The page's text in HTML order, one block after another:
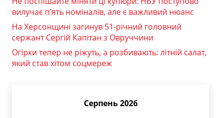
вилучає п’ять номіналів, але є важливий нюанс
На Херсонщині загинув 51-річний головний
сержант Сергій Капітан з Овруччини
Огірки тепер не ріжуть, а розбивають: літній салат,
який став хітом соцмереж
Серпень 2026